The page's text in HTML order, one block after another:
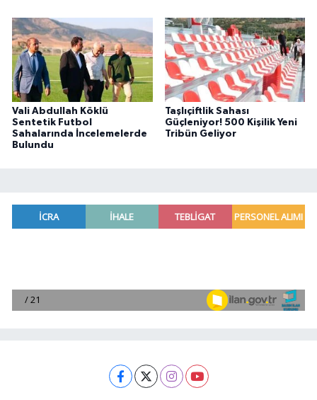
Vali Abdullah Köklü
Sentetik Futbol
Sahalarında İncelemelerde
Bulundu
Taşlıçiftlik Sahası
Güçleniyor! 500 Kişilik Yeni
Tribün Geliyor